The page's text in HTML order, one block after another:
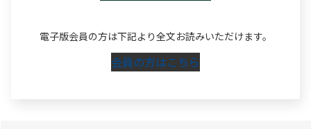
電子版会員の方は下記より全文お読みいただけます。
会員の方はこちら